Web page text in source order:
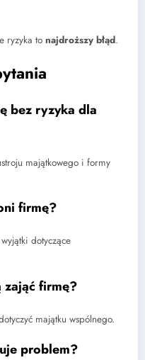
ryzyka to najdroższy błąd.
bez ryzyka dla
majątkowego i formy
firmę?
dotyczące
zająć firmę?
majątku wspólnego.
problem?